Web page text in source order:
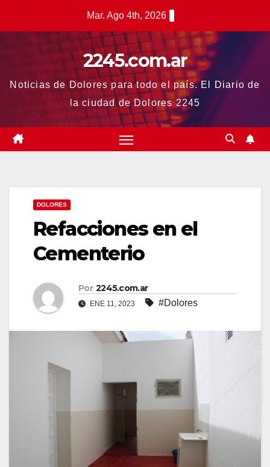
Mar. Ago 4th, 2026
2245.com.ar
Noticias de Dolores para todo el país. El Diario de
la ciudad de Dolores 2245
DOLORES
Refacciones en el
Cementerio
Por 2245.com.ar
ENE 11, 2023 #Dolores